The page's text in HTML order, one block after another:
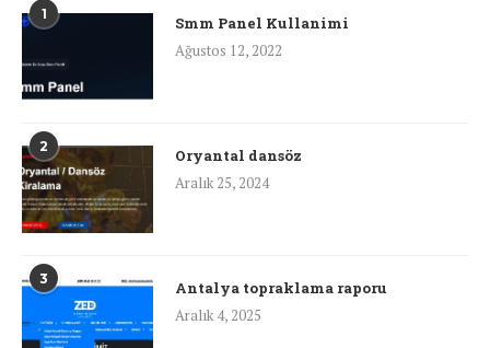
1
Smm Panel Kullanimi
Ağustos 12, 2022
2
Oryantal dansöz
Aralık 25, 2024
3
Antalya topraklama raporu
Aralık 4, 2025